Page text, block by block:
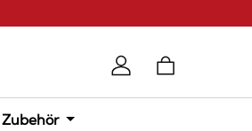
Zubehör